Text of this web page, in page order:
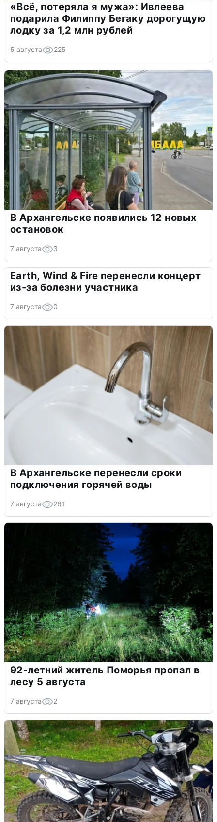
«Всё, потеряла я мужа»: Ивлеева
подарила Филиппу Бегаку дорогущую
лодку за 1,2 млн рублей
5 августа 225
В Архангельске появились 12 новых
остановок
7 августа 3
Earth, Wind & Fire перенесли концерт
из-за болезни участника
7 августа 0
В Архангельске перенесли сроки
подключения горячей воды
7 августа 261
92-летний житель Поморья пропал в
лесу 5 августа
7 августа 2